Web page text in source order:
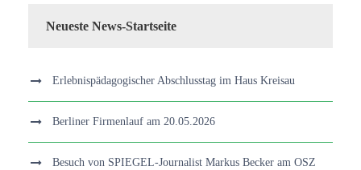
Neueste News-Startseite
Erlebnispädagogischer Abschlusstag im Haus Kreisau
Berliner Firmenlauf am 20.05.2026
Besuch von SPIEGEL-Journalist Markus Becker am OSZ